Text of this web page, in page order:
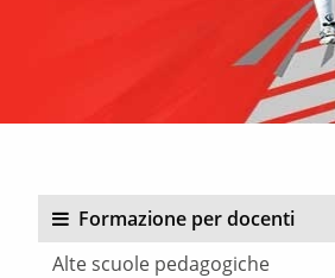
Formazione per docenti
Alte scuole pedagogiche